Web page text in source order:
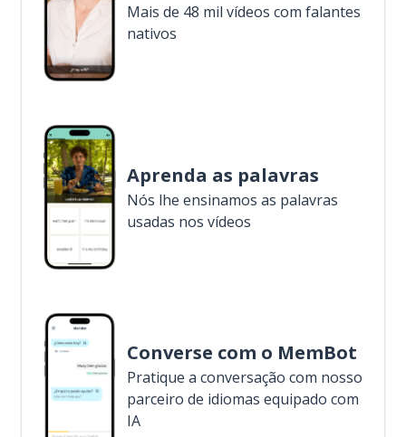
Mais de 48 mil vídeos com falantes
nativos
Aprenda as palavras
Nós lhe ensinamos as palavras
usadas nos vídeos
Converse com o MemBot
Pratique a conversação com nosso
parceiro de idiomas equipado com
IA